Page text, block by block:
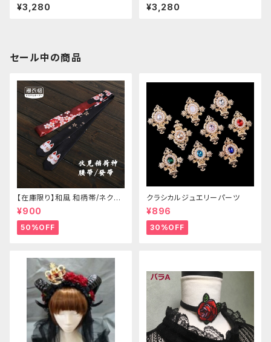
¥3,280 ¥3,280
セール中の商品
【在庫限り】和風 和柄帯/ネクタ
イ/リボン（狐面/金魚
¥900
50%OFF
クラシカルジュエリーパーツ
¥896
30%OFF